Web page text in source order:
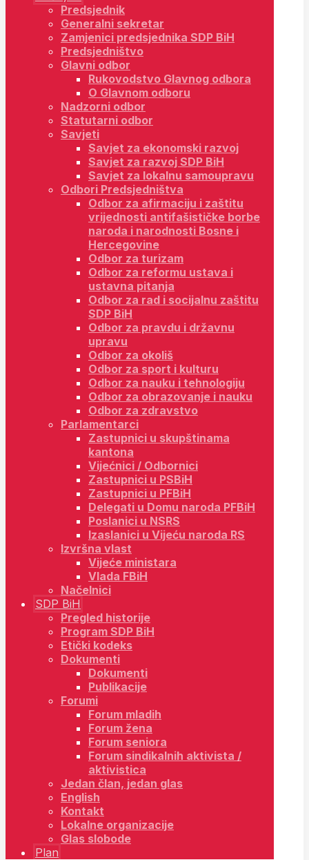
Predsjednik
Generalni sekretar
Zamjenici predsjednika SDP BiH
Predsjedništvo
Glavni odbor
Rukovodstvo Glavnog odbora
O Glavnom odboru
Nadzorni odbor
Statutarni odbor
Savjeti
Savjet za ekonomski razvoj
Savjet za razvoj SDP BiH
Savjet za lokalnu samoupravu
Odbori Predsjedništva
Odbor za afirmaciju i zaštitu
vrijednosti antifašističke borbe
naroda i narodnosti Bosne i
Hercegovine
Odbor za turizam
Odbor za reformu ustava i
ustavna pitanja
Odbor za rad i socijalnu zaštitu
SDP BiH
Odbor za pravdu i državnu
upravu
Odbor za okoliš
Odbor za sport i kulturu
Odbor za nauku i tehnologiju
Odbor za obrazovanje i nauku
Odbor za zdravstvo
Parlamentarci
Zastupnici u skupštinama
kantona
Vijećnici / Odbornici
Zastupnici u PSBiH
Zastupnici u PFBiH
Delegati u Domu naroda PFBiH
Poslanici u NSRS
Izaslanici u Vijeću naroda RS
Izvršna vlast
Vijeće ministara
Vlada FBiH
Načelnici
SDP BiH
Pregled historije
Program SDP BiH
Etički kodeks
Dokumenti
Dokumenti
Publikacije
Forumi
Forum mladih
Forum žena
Forum seniora
Forum sindikalnih aktivista /
aktivistica
Jedan član, jedan glas
English
Kontakt
Lokalne organizacije
Glas slobode
Plan